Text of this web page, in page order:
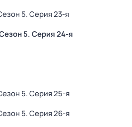
5. Серия 23-я
5. Серия 24-я
5. Серия 25-я
5. Серия 26-я